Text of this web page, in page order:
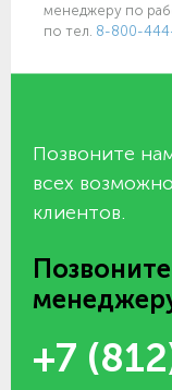
менеджеру по
по тел. 8-800-
Позвоните
всех
клиентов.
+7